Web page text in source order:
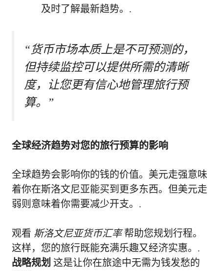
及时了解最新趋势。.
“货币市场本质上是不可预测的，
但持续监控可以提供所需的清晰
度，让您更有信心地管理旅行预
算。”
全球经济趋势对您的旅行预算的影响
全球趋势会影响你的钱的价值。美元走强意味
着你在斯洛文尼亚能买到更多东西。但美元走
弱则意味着你需要减少开支。.
观看 斯洛文尼亚货币汇率帮助您规划行程。
这样，您的旅行既能充满乐趣又经济实惠。.
战略规划 这是让你在旅途中无需为钱发愁的